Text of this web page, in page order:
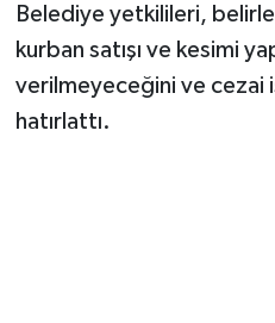
Belediye yetkilileri,
kurban satışı ve kesimi
verilmeyeceğini ve cezai
hatırlattı.